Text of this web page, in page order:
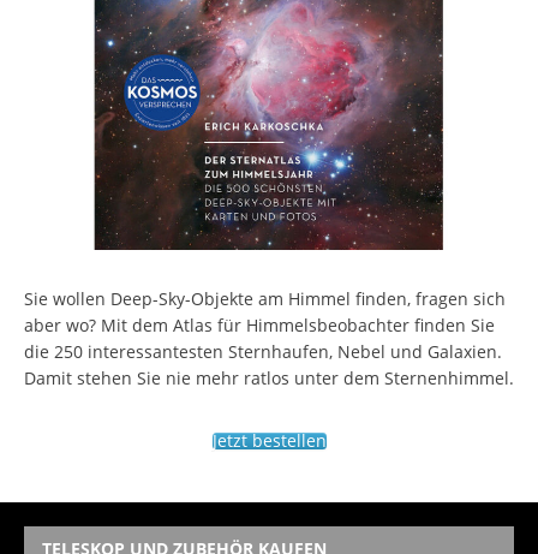
Sie wollen Deep-Sky-Objekte am Himmel finden, fragen sich
aber wo? Mit dem Atlas für Himmelsbeobachter finden Sie
die 250 interessantesten Sternhaufen, Nebel und Galaxien.
Damit stehen Sie nie mehr ratlos unter dem Sternenhimmel.
Jetzt bestellen
TELESKOP UND ZUBEHÖR KAUFEN